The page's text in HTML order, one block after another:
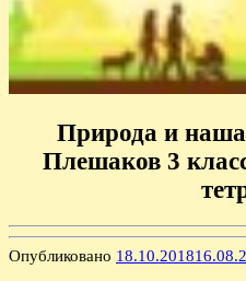
Природа и
Плешаков 3
Опубликовано 18.10.2018